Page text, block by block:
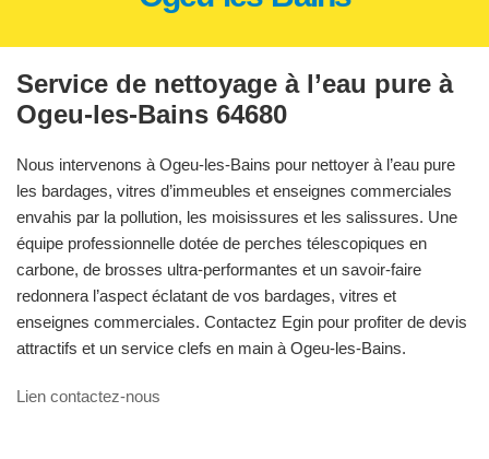
Service de nettoyage à l’eau pure à
Ogeu-les-Bains 64680
Nous intervenons à Ogeu-les-Bains pour nettoyer à l’eau pure
les bardages, vitres d’immeubles et enseignes commerciales
envahis par la pollution, les moisissures et les salissures. Une
équipe professionnelle dotée de perches télescopiques en
carbone, de brosses ultra-performantes et un savoir-faire
redonnera l’aspect éclatant de vos bardages, vitres et
enseignes commerciales. Contactez Egin pour profiter de devis
attractifs et un service clefs en main à Ogeu-les-Bains.
Lien contactez-nous